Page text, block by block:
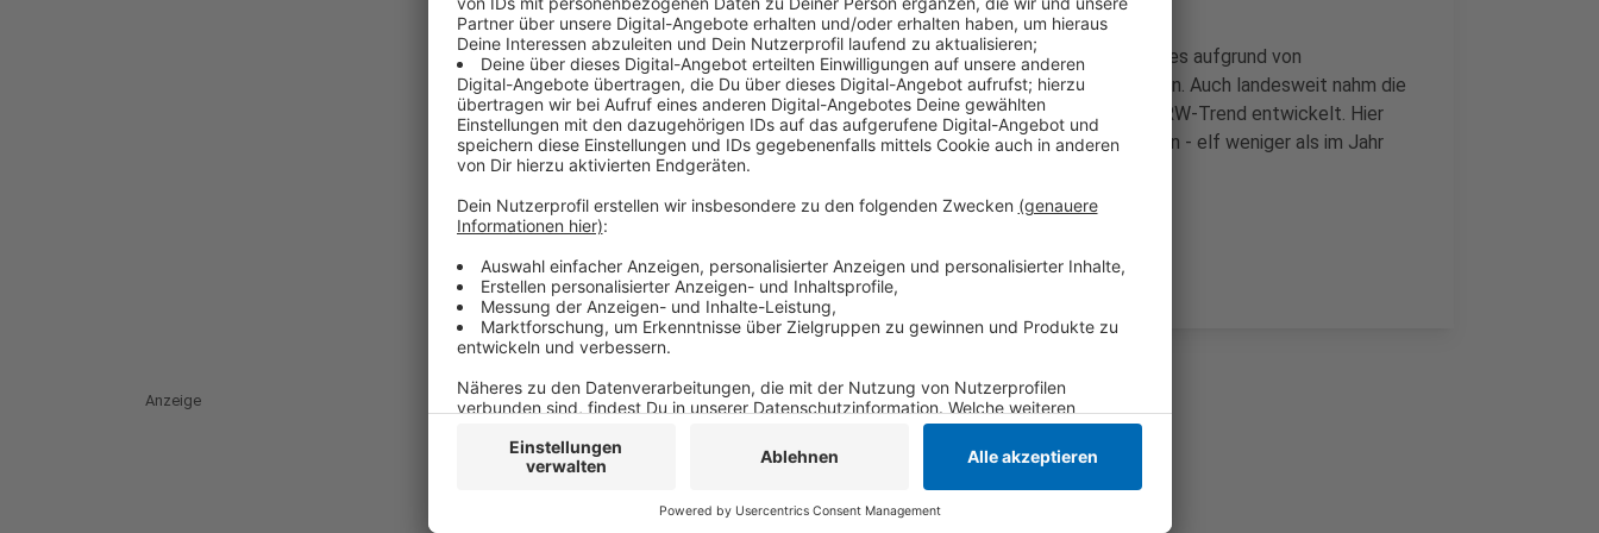
Das sind über 20 mehr als im Vorjahr. Die meisten Todesfälle gab es aufgrund von
Alkoholmissbrauch, den Rest im Zusammenhang mit harten Drogen. Auch landesweit nahm die
Zahl der Drogentoten zu. Der Kreis Viersen hat sich gegen den NRW-Trend entwickelt. Hier
starben durch Drogenmissbrauch insgesamt 41 Männer und Frauen - elf weniger als im Jahr
zuvor.
Anzeige